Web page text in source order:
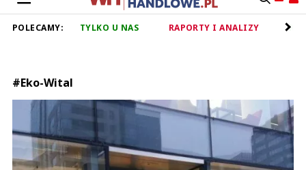
POLECAMY: TYLKO U NAS RAPORTY I ANALIZY
#Eko-Wital